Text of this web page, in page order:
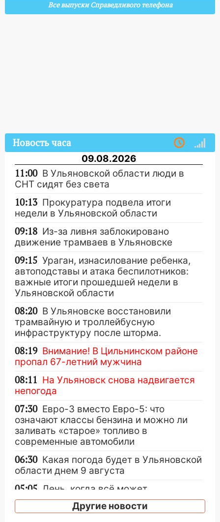
Все выпуски Справедливого телефона
Новость часа
09.08.2026
11:00 В Ульяновской области люди в
СНТ сидят без света
10:13 Прокуратура подвела итоги
недели в Ульяновской области
09:18 Из-за ливня заблокировано
движение трамваев в Ульяновске
09:15 Ураган, изнасилование ребенка,
автоподставы и атака беспилотников:
важные итоги прошедшей недели в
Ульяновской области
08:20 В Ульяновске восстановили
трамвайную и троллейбусную
инфраструктуру после шторма.
08:19 Внимание! В Цильнинском районе
пропал 67-летний мужчина
08:11 На Ульяновск снова надвигается
непогода
07:30 Евро-3 вместо Евро-5: что
означают классы бензина и можно ли
заливать «старое» топливо в
современные автомобили
06:30 Какая погода будет в Ульяновской
области днем 9 августа
05:05 День, когда всё может
измениться: гороскоп на 9 августа —
три знака получат шанс, который нельзя
Другие новости